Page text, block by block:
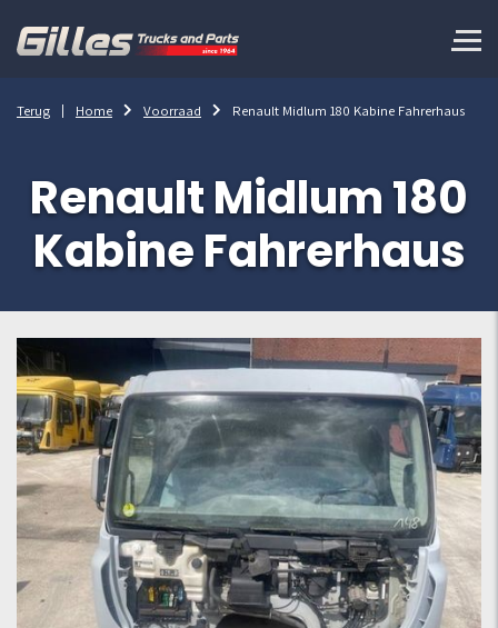
Terug Home Voorraad Renault Midlum 180 Kabine Fahrerhaus
Renault Midlum 180
Kabine Fahrerhaus